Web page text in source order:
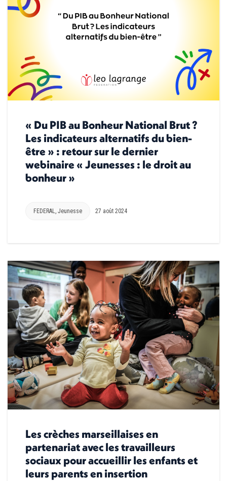
« Du PIB au Bonheur National Brut ?
Les indicateurs alternatifs du bien-
être » : retour sur le dernier
webinaire « Jeunesses : le droit au
bonheur »
FEDERAL Jeunesse 27 août 2024
Les crèches marseillaises en
partenariat avec les travailleurs
sociaux pour accueillir les enfants et
leurs parents en insertion